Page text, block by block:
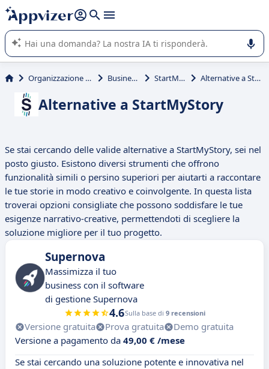
righe con
shift + enter
L'IA di Appvizer vi guida nell'utilizzo o nella scelta di un
software SaaS per la vostra azienda.
Organizzazione & planning Business Plan StartMyStory Alternative a StartMyStory
Alternative a StartMyStory
Se stai cercando delle valide alternative a StartMyStory, sei nel
posto giusto. Esistono diversi strumenti che offrono
funzionalità simili o persino superiori per aiutarti a raccontare
le tue storie in modo creativo e coinvolgente. In questa lista
troverai opzioni consigliate che possono soddisfare le tue
esigenze narrativo-creative, permettendoti di scegliere la
soluzione migliore per il tuo progetto.
Supernova
Massimizza il tuo
business con il software
di gestione Supernova
4.6Sulla base di 9 recensioni
Versione gratuita Prova gratuita
Demo gratuita
Versione a pagamento da 49,00 € /mese
Se stai cercando una soluzione potente e innovativa nel